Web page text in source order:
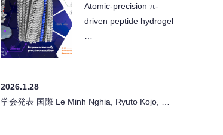
Atomic-precision π-
driven peptide hydrogel
2026.1.28
学会発表 国際 Le Minh Nghia, Ryuto Kojo, …